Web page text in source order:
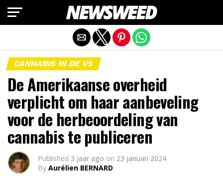
CANNABIS IN DE VS
De Amerikaanse overheid
verplicht om haar aanbeveling
voor de herbeoordeling van
cannabis te publiceren
Published 3 jaar ago on 23 januari 2024
By Aurélien BERNARD
Mobiele versie afsluiten